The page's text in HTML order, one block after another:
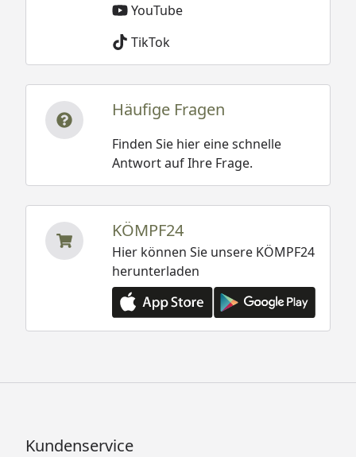
YouTube
TikTok
Häufige Fragen
Finden Sie hier eine schnelle
Antwort auf Ihre Frage.
KÖMPF24
Hier können Sie unsere KÖMPF24
herunterladen
Kundenservice